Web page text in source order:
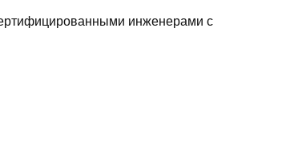
инженерами с